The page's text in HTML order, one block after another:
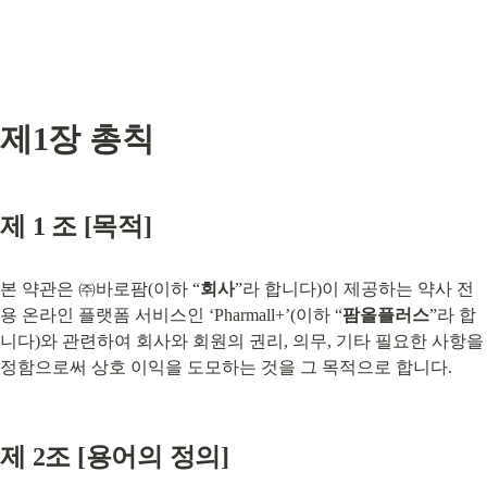
제1장 총칙
제 1 조 [목적]
본 약관은 ㈜바로팜(이하 “회사”라 합니다)이 제공하는 약사 전
용 온라인 플랫폼 서비스인 ‘Pharmall+’(이하 “팜올플러스”라 합
니다)와 관련하여 회사와 회원의 권리, 의무, 기타 필요한 사항을
정함으로써 상호 이익을 도모하는 것을 그 목적으로 합니다.
제 2조 [용어의 정의]